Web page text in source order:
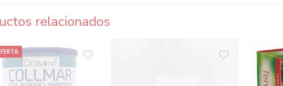
relacionados